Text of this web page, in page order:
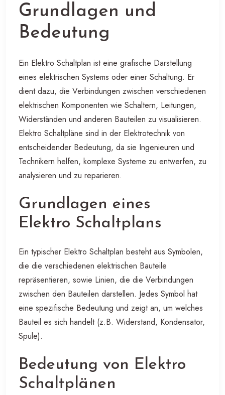
Grundlagen und
Bedeutung
Ein Elektro Schaltplan ist eine grafische Darstellung
eines elektrischen Systems oder einer Schaltung. Er
dient dazu, die Verbindungen zwischen verschiedenen
elektrischen Komponenten wie Schaltern, Leitungen,
Widerständen und anderen Bauteilen zu visualisieren.
Elektro Schaltpläne sind in der Elektrotechnik von
entscheidender Bedeutung, da sie Ingenieuren und
Technikern helfen, komplexe Systeme zu entwerfen, zu
analysieren und zu reparieren.
Grundlagen eines
Elektro Schaltplans
Ein typischer Elektro Schaltplan besteht aus Symbolen,
die die verschiedenen elektrischen Bauteile
repräsentieren, sowie Linien, die die Verbindungen
zwischen den Bauteilen darstellen. Jedes Symbol hat
eine spezifische Bedeutung und zeigt an, um welches
Bauteil es sich handelt (z.B. Widerstand, Kondensator,
Spule).
Bedeutung von Elektro
Schaltplänen